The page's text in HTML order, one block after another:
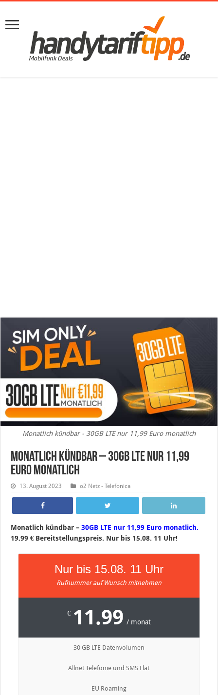
Monatlich kündbar - 30GB LTE nur 11,99 Euro monatlich
Monatlich kündbar – 30GB LTE nur 11,99
Euro monatlich
13. August 2023 o2 Netz - Telefonica
Monatlich kündbar –30GB LTE nur 11,99 Euro monatlich.
19,99 € Bereitstellungspreis. Nur bis 15.08. 11 Uhr!
Nur bis 15.08. 11 Uhr
Rufnummer auf Wunsch mitnehmen
€ 11.99 / monat
30 GB LTE Datenvolumen
Allnet Telefonie und SMS Flat
EU Roaming